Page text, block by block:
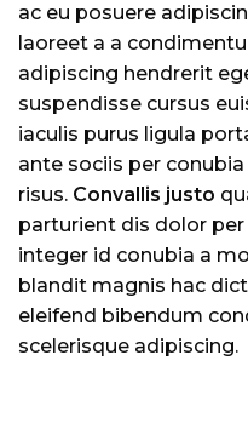
ac eu posuere
laoreet a a
adipiscing hendrerit
suspendisse cursus
iaculis purus ligula
ante sociis per
risus. Convallis justo
parturient dis dolor
integer id conubia a
blandit magnis hac
eleifend bibendum
scelerisque adipiscing.